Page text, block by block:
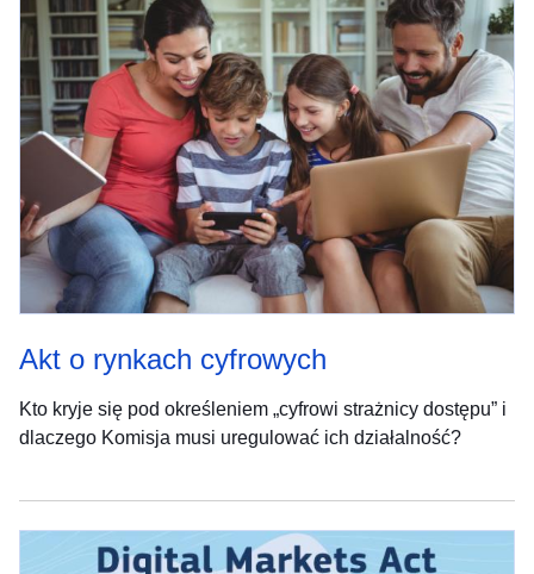
Akt o rynkach cyfrowych
Kto kryje się pod określeniem „cyfrowi strażnicy dostępu” i
dlaczego Komisja musi uregulować ich działalność?